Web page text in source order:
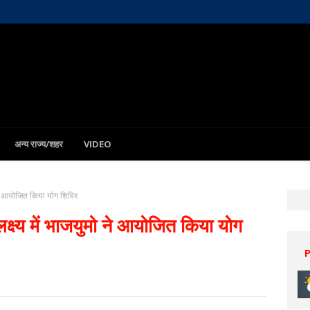
अन्य राज्य/शहर VIDEO
किया योग शिविर
में भाजयुमो ने आयोजित किया योग